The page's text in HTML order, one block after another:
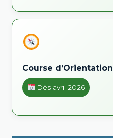
Course d’Orientation
Dès avril 2026